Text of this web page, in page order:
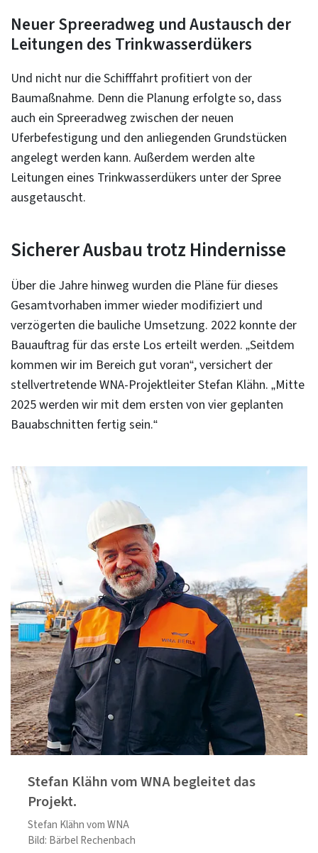
Neuer Spreeradweg und Austausch der
Leitungen des Trinkwasserdükers
Und nicht nur die Schifffahrt profitiert von der
Baumaßnahme. Denn die Planung erfolgte so, dass
auch ein Spreeradweg zwischen der neuen
Uferbefestigung und den anliegenden Grundstücken
angelegt werden kann. Außerdem werden alte
Leitungen eines Trinkwasserdükers unter der Spree
ausgetauscht.
Sicherer Ausbau trotz Hindernisse
Über die Jahre hinweg wurden die Pläne für dieses
Gesamtvorhaben immer wieder modifiziert und
verzögerten die bauliche Umsetzung. 2022 konnte der
Bauauftrag für das erste Los erteilt werden. „Seitdem
kommen wir im Bereich gut voran“, versichert der
stellvertretende WNA-Projektleiter Stefan Klähn. „Mitte
2025 werden wir mit dem ersten von vier geplanten
Bauabschnitten fertig sein.“
Stefan Klähn vom WNA begleitet das
Projekt.
Stefan Klähn vom WNA
Bild: Bärbel Rechenbach